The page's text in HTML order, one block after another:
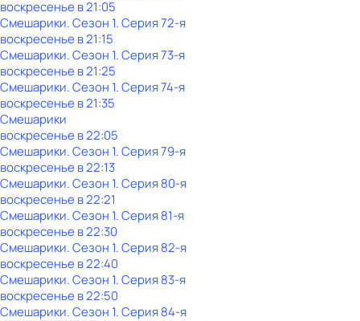
воскресенье в21:05
Смешарики. Сезон 1. Серия 72-я
воскресенье в21:15
Смешарики. Сезон 1. Серия 73-я
воскресенье в21:25
Смешарики. Сезон 1. Серия 74-я
воскресенье в21:35
Смешарики
воскресенье в22:05
Смешарики. Сезон 1. Серия 79-я
воскресенье в22:13
Смешарики. Сезон 1. Серия 80-я
воскресенье в22:21
Смешарики. Сезон 1. Серия 81-я
воскресенье в22:30
Смешарики. Сезон 1. Серия 82-я
воскресенье в22:40
Смешарики. Сезон 1. Серия 83-я
воскресенье в22:50
Смешарики. Сезон 1. Серия 84-я